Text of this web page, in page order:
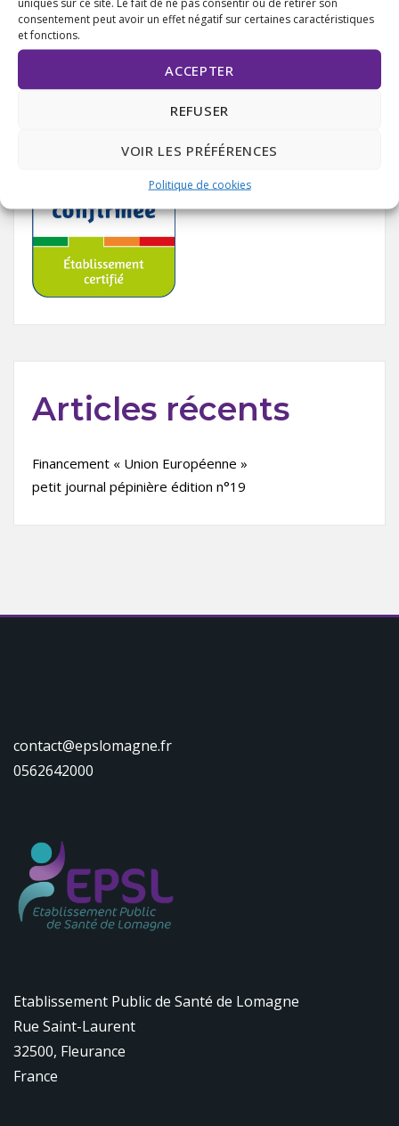
uniques sur ce site. Le fait de ne pas consentir ou de retirer son
consentement peut avoir un effet négatif sur certaines caractéristiques
et fonctions.
ACCEPTER
REFUSER
VOIR LES PRÉFÉRENCES
Politique de cookies
Articles récents
Financement « Union Européenne »
petit journal pépinière édition n°19
contact@epslomagne.fr
0562642000
Etablissement Public de Santé de Lomagne
Rue Saint-Laurent
32500, Fleurance
France